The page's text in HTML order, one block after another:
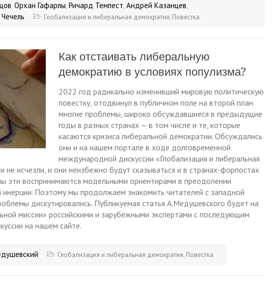
, Орхан Гафарлы, Ричард Темпест, Андрей Казанцев,
Глобализация и либеральная демократия, Повестка
Как отстаивать либеральную
демократию в условиях популизма?
2022 год радикально изменивший мировую политическую
повестку, отодвинул в публичном поле на второй план
многие проблемы, широко обсуждавшиеся в предыдущие
годы в разных странах — в том числе и те, которые
касаются кризиса либеральной демократии. Обсуждались
они и на нашем портале в ходе долговременной
международной дискуссии «Глобализация и либеральная
исчезли, и они неизбежно будут сказываться и в странах-форпостах
эти воспринимаются модельными ориентирами в преодолении
инерции. Поэтому мы продолжаем знакомить читателей с западной
дискутировались. Публикуемая статья А.Медушевского будет на
миссии» российскими и зарубежными экспертами с последующим
на нашем сайте.
Глобализация и либеральная демократия, Повестка